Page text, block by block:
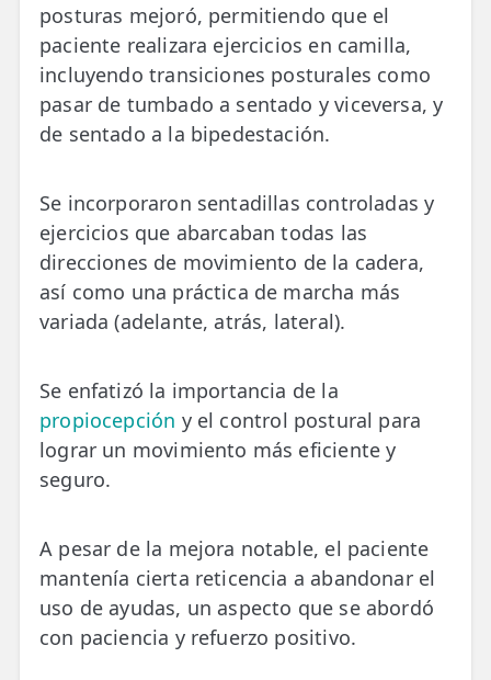
posturas mejoró, permitiendo que el
paciente realizara ejercicios en camilla,
incluyendo transiciones posturales como
pasar de tumbado a sentado y viceversa, y
de sentado a la bipedestación.
Se incorporaron sentadillas controladas y
ejercicios que abarcaban todas las
direcciones de movimiento de la cadera,
así como una práctica de marcha más
variada (adelante, atrás, lateral).
Se enfatizó la importancia de la
propiocepción y el control postural para
lograr un movimiento más eficiente y
seguro.
A pesar de la mejora notable, el paciente
mantenía cierta reticencia a abandonar el
uso de ayudas, un aspecto que se abordó
con paciencia y refuerzo positivo.